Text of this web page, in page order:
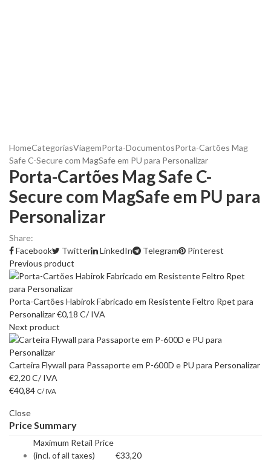
HomeCategoriasViagemPorta-DocumentosPorta-Cartões Mag
Safe C-Secure com MagSafe em PU para Personalizar
Porta-Cartões Mag Safe C-
Secure com MagSafe em PU para
Personalizar
Share:
Facebook
Twitter LinkedIn Telegram
Pinterest
Previous product
Porta-Cartões Habirok Fabricado em Resistente Feltro Rpet para
Personalizar€0,18 C/ IVA
Next product
Carteira Flywall para Passaporte em P-600D e PU para Personalizar
€2,20C/ IVA
€40,84 C/ IVA
Close
Price Summary
Maximum Retail Price
(incl. of all taxes)
€33,20